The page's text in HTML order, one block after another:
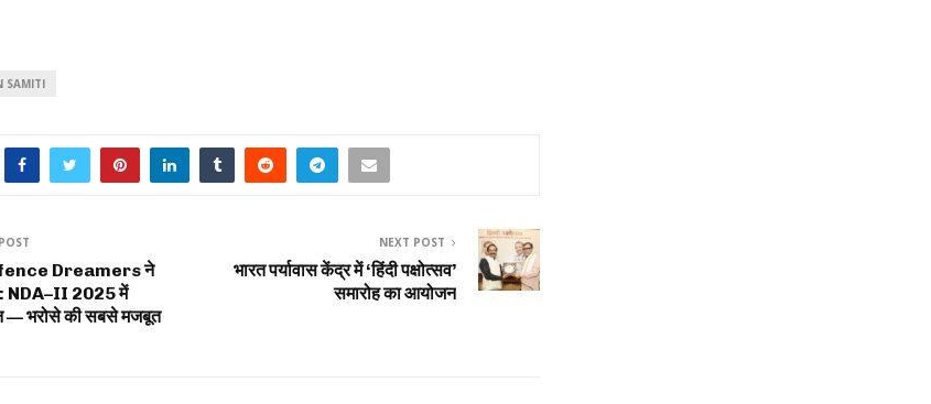
SAMITI
Dreamers ने
NDA–II 2025 में
भरोसे की सबसे मजबूत
NEXT POST
भारत पर्यावास केंद्र में ‘हिंदी पक्षोत्सव’
समारोह का आयोजन